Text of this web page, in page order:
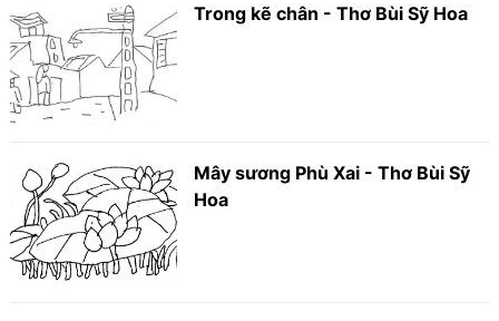
Trong kẽ chân - Thơ Bùi Sỹ Hoa
Mây sương Phù Xai - Thơ Bùi Sỹ
Hoa